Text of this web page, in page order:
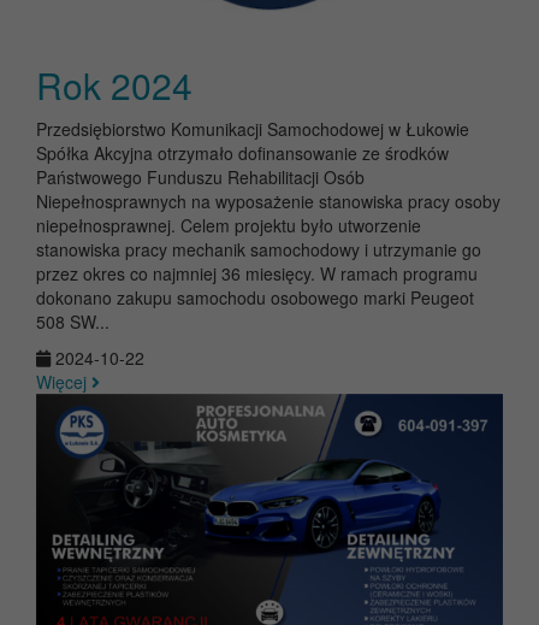
Rok 2024
Przedsiębiorstwo Komunikacji Samochodowej w Łukowie
Spółka Akcyjna otrzymało dofinansowanie ze środków
Państwowego Funduszu Rehabilitacji Osób
Niepełnosprawnych na wyposażenie stanowiska pracy osoby
niepełnosprawnej. Celem projektu było utworzenie
stanowiska pracy mechanik samochodowy i utrzymanie go
przez okres co najmniej 36 miesięcy. W ramach programu
dokonano zakupu samochodu osobowego marki Peugeot
508 SW...
2024-10-22
Więcej